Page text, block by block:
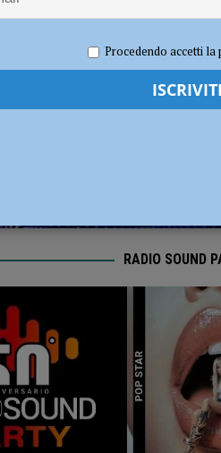
mila euro per rendere le strade più sicure
Carlofilippo Vardelli Notizie,
RADIO SOUND
Procedendo accetti la